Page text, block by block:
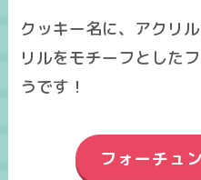
クッキー名に、アクリ
リルをモチーフとした
うです！
フォーチュ